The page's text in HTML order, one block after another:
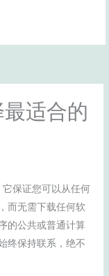
适合的
保证您可以从任何
而无需下载任何软
的公共或普通计算
终保持联系，绝不